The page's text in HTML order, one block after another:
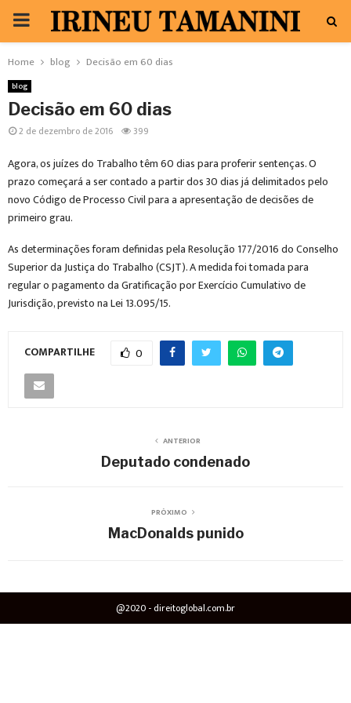
PRIMARY
MENU
Home blog Decisão em 60 dias
blog
Decisão em 60 dias
2 de dezembro de 2016 399
Agora, os juízes do Trabalho têm 60 dias para proferir sentenças. O
prazo começará a ser contado a partir dos 30 dias já delimitados pelo
novo Código de Processo Civil para a apresentação de decisões de
primeiro grau.
As determinações foram definidas pela Resolução 177/2016 do Conselho
Superior da Justiça do Trabalho (CSJT). A medida foi tomada para
regular o pagamento da Gratificação por Exercício Cumulativo de
Jurisdição, previsto na Lei 13.095/15.
COMPARTILHE 0
ANTERIOR
Deputado condenado
PRÓXIMO
MacDonalds punido
@2020 - direitoglobal.com.br